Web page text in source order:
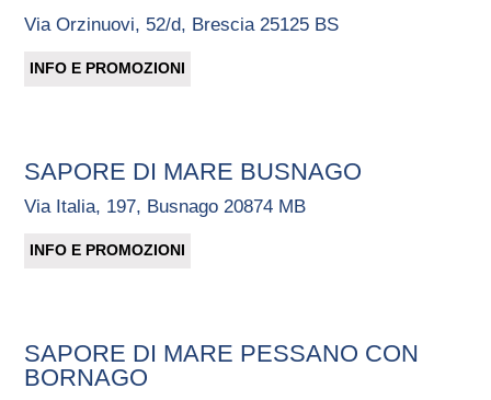
Via Orzinuovi, 52/d, Brescia 25125 BS
INFO E PROMOZIONI
SAPORE DI MARE BUSNAGO
Via Italia, 197, Busnago 20874 MB
INFO E PROMOZIONI
SAPORE DI MARE PESSANO CON
BORNAGO